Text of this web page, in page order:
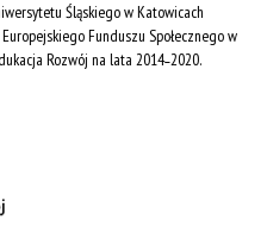
Śląskiego w Katowicach
Funduszu Społecznego w
Rozwój na lata 2014˗2020.